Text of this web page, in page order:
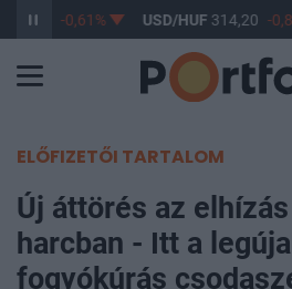
363,17 -0,61% USD/HUF 314,20 -
ELŐFIZETŐI TARTALOM
Új áttörés az
harcban - Itt a
fogyókúrás